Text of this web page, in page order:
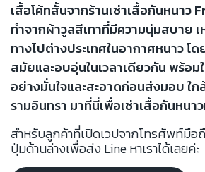
เสื้อโค้ทสั้นจากร้านเช่าเสื้อกันหนาว
ทำจากผ้าวูลสีเทาที่มีความนุ่มสบาย เ
ทางไปต่างประเทศในอากาศหนาว โ
สมัยและอบอุ่นในเวลาเดียวกัน พร้อ
อย่างมั่นใจและสะอาดก่อนส่งมอบ ใก
รามอินทรา มาที่นี่เพื่อเช่าเสื้อกันหน
สำหรับลูกค้าที่เปิดเวปจากโทรศัพท์มื
ปุ่มด้านล่างเพื่อส่ง Line หาเราได้เลยค่ะ